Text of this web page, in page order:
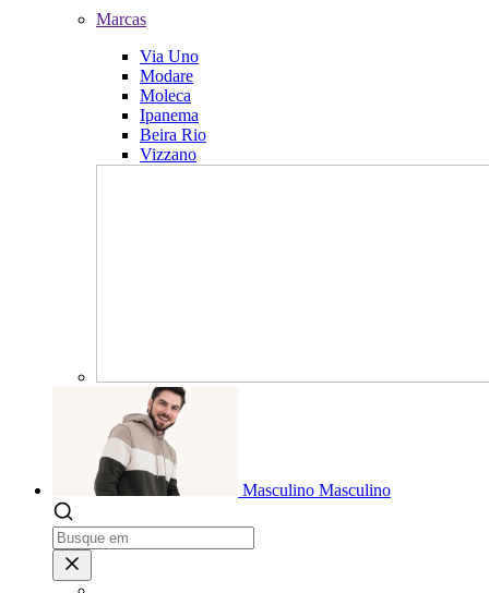
Marcas
Via Uno
Modare
Moleca
Ipanema
Beira Rio
Vizzano
Masculino Masculino